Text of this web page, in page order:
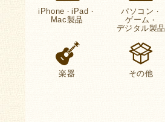
iPhone ・iPad ・
Mac製品
パソコン ・
ゲーム ・
デジタル製品
楽器 その他